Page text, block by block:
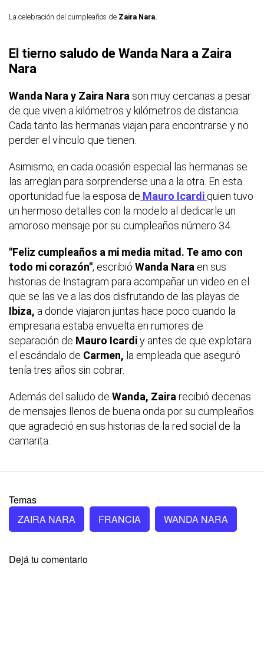
La celebración del cumpleaños de Zaira Nara.
El tierno saludo de Wanda Nara a Zaira
Nara
Wanda Nara y Zaira Nara son muy cercanas a pesar
de que viven a kilómetros y kilómetros de distancia.
Cada tanto las hermanas viajan para encontrarse y no
perder el vínculo que tienen.
Asimismo, en cada ocasión especial las hermanas se
las arreglan para sorprenderse una a la otra. En esta
oportunidad fue la esposa de Mauro Icardi quien tuvo
un hermoso detalles con la modelo al dedicarle un
amoroso mensaje por su cumpleaños número 34.
"Feliz cumpleaños a mi media mitad. Te amo con
todo mi corazón", escribió Wanda Nara en sus
historias de Instagram para acompañar un video en el
que se las ve a las dos disfrutando de las playas de
Ibiza, a donde viajaron juntas hace poco cuando la
empresaria estaba envuelta en rumores de
separación de Mauro Icardiy antes de que explotara
el escándalo de Carmen, la empleada que aseguró
tenía tres años sin cobrar.
Además del saludo de Wanda, Zaira recibió decenas
de mensajes llenos de buena onda por su cumpleaños
que agradeció en sus historias de la red social de la
camarita.
Temas
ZAIRA NARA
FRANCIA WANDA NARA
Dejá tu comentario